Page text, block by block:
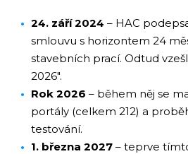
24. září 2024 – HAC
smlouvu s horizontem 24
stavebních prací. Odtud
2026″.
Rok 2026 – během něj se
portály (celkem 212) a
testování.
1. března 2027 – teprve